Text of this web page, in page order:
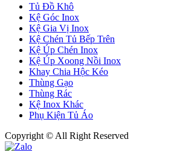
Tủ Đồ Khô
Kệ Góc Inox
Kệ Gia Vị Inox
Kệ Chén Tủ Bếp Trên
Kệ Úp Chén Inox
Kệ Úp Xoong Nồi Inox
Khay Chia Hộc Kéo
Thùng Gạo
Thùng Rác
Kệ Inox Khác
Phụ Kiện Tủ Áo
Copyright © All Right Reserved